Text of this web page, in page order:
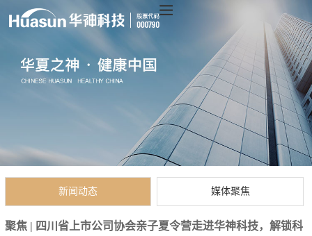
新闻动态 媒体聚焦
聚焦 | 四川省上市公司协会亲子夏令营走进华神科技，解锁科